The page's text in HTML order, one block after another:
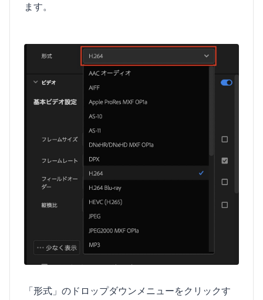
ます。
「形式」のドロップダウンメニューをクリックす